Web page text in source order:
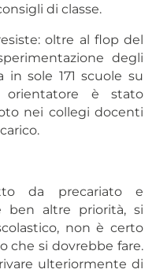
di classe.
oltre al flop del
degli
sole 171 scuole su
è stato
nei collegi docenti
da precariato e
ben altre priorità, si
non è certo
che si dovrebbe fare.
ulteriormente di